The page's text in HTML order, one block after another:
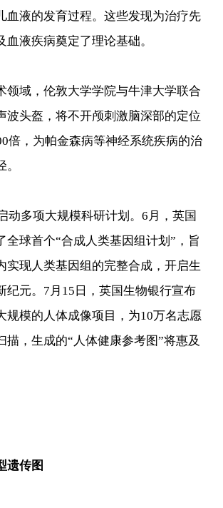
血液的发育过程。这些发现为治疗先
血液疾病奠定了理论基础。
领域，伦敦大学学院与牛津大学联合
波头盔，将不开颅刺激脑深部的定位
倍，为帕金森病等神经系统疾病的治
动多项大规模科研计划。6月，英国
全球首个“合成人类基因组计划”，旨
实现人类基因组的完整合成，开启生
纪元。7月15日，英国生物银行宣布
规模的人体成像项目，为10万名志愿
描，生成的“人体健康参考图”将惠及
遗传图